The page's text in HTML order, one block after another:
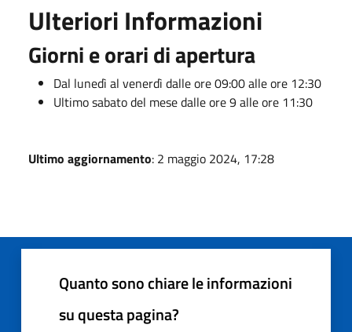
Ulteriori Informazioni
Giorni e orari di apertura
Dal lunedì al venerdì dalle ore 09:00 alle ore 12:30
Ultimo sabato del mese dalle ore 9 alle ore 11:30
Ultimo aggiornamento: 2 maggio 2024, 17:28
Quanto sono chiare le informazioni
su questa pagina?